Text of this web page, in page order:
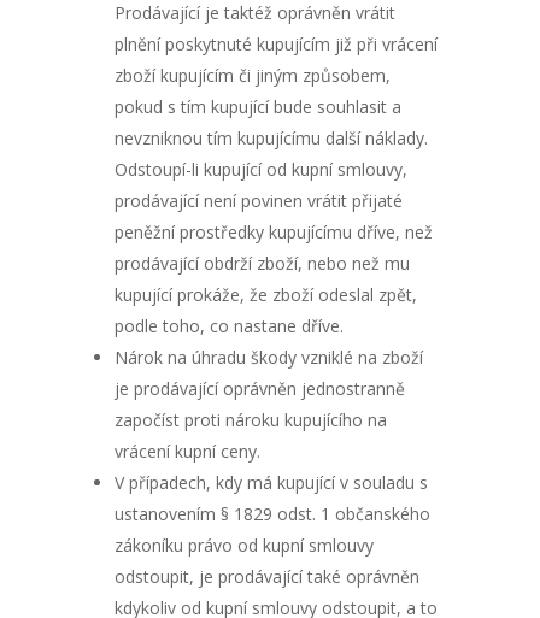
Prodávající je taktéž oprávněn vrátit
plnění poskytnuté kupujícím již při vrácení
zboží kupujícím či jiným způsobem,
pokud s tím kupující bude souhlasit a
nevzniknou tím kupujícímu další náklady.
Odstoupí-li kupující od kupní smlouvy,
prodávající není povinen vrátit přijaté
peněžní prostředky kupujícímu dříve, než
prodávající obdrží zboží, nebo než mu
kupující prokáže, že zboží odeslal zpět,
podle toho, co nastane dříve.
Nárok na úhradu škody vzniklé na zboží
je prodávající oprávněn jednostranně
započíst proti nároku kupujícího na
vrácení kupní ceny.
V případech, kdy má kupující v souladu s
ustanovením § 1829 odst. 1 občanského
zákoníku právo od kupní smlouvy
odstoupit, je prodávající také oprávněn
kdykoliv od kupní smlouvy odstoupit, a to